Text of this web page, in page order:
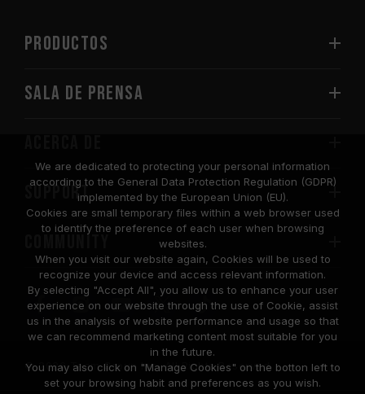
PRODUCTOS
Sala de prensa
SUPPORT
COMMUNITY
© 2026 Team Group Inc. All Rights Reserved.
We are dedicated to protecting your personal information
according to the General Data Protection Regulation (GDPR)
implemented by the European Union (EU).
Cookies are small temporary files within a web browser used
to identify the preference of each user when browsing
websites.
When you visit our website again, Cookies will be used to
recognize your device and access relevant information.
By selecting "Accept All", you allow us to enhance your user
experience on our website through the use of Cookie, assist
us in the analysis of website performance and usage so that
we can recommend marketing content most suitable for you
in the future.
You may also click on "Manage Cookies" on the botton left to
set your browsing habit and preferences as you wish.